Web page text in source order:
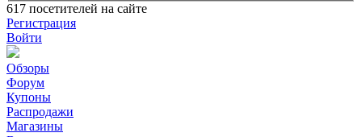
617 посетителей на сайте
Регистрация
Войти
Обзоры
Форум
Купоны
Распродажи
Магазины